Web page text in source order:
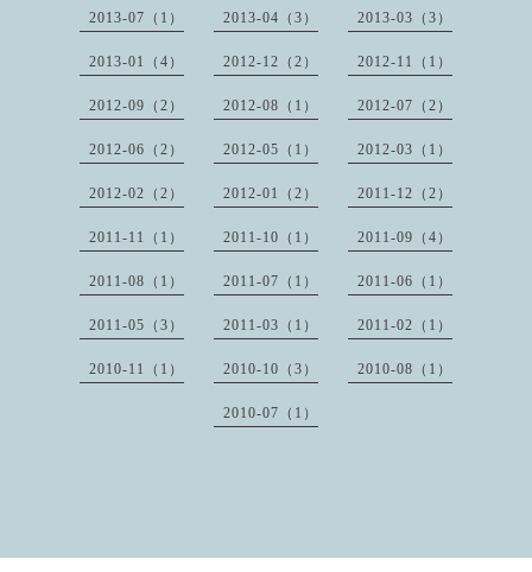
2013-07（1） 2013-04（3） 2013-03（3）
2013-01（4） 2012-12（2） 2012-11（1）
2012-09（2） 2012-08（1） 2012-07（2）
2012-06（2） 2012-05（1） 2012-03（1）
2012-02（2） 2012-01（2） 2011-12（2）
2011-11（1） 2011-10（1） 2011-09（4）
2011-08（1） 2011-07（1） 2011-06（1）
2011-05（3） 2011-03（1） 2011-02（1）
2010-11（1） 2010-10（3） 2010-08（1）
2010-07（1）